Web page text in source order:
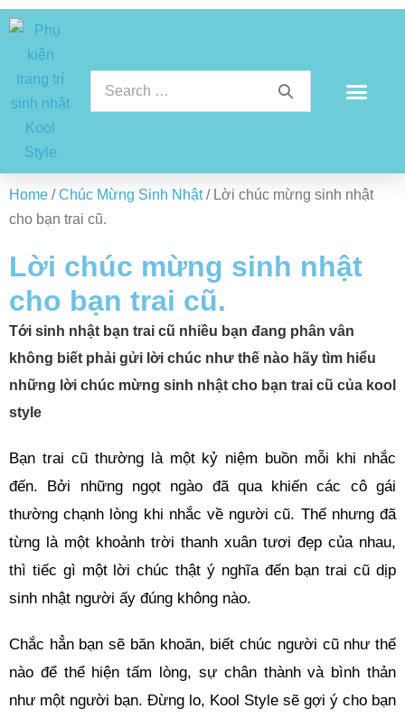
Home /Chúc Mừng Sinh Nhật/ Lời chúc mừng sinh nhật
cho bạn trai cũ.
Lời chúc mừng sinh nhật
cho bạn trai cũ.
Tới sinh nhật bạn trai cũ nhiều bạn đang phân vân
không biết phải gửi lời chúc như thế nào hãy tìm hiểu
những lời chúc mừng sinh nhật cho bạn trai cũ của kool
style
Bạn trai cũ thường là một kỷ niệm buồn mỗi khi nhắc
đến. Bởi những ngọt ngào đã qua khiến các cô gái
thường chạnh lòng khi nhắc về người cũ. Thế nhưng đã
từng là một khoảnh trời thanh xuân tươi đẹp của nhau,
thì tiếc gì một lời chúc thật ý nghĩa đến bạn trai cũ dịp
sinh nhật người ấy đúng không nào.
Chắc hẳn bạn sẽ băn khoăn, biết chúc người cũ như thế
nào để thể hiện tấm lòng, sự chân thành và bình thản
như một người bạn. Đừng lo, Kool Style sẽ gợi ý cho bạn